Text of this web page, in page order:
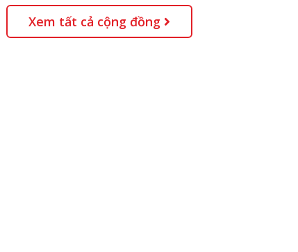
Xem tất cả cộng đồng